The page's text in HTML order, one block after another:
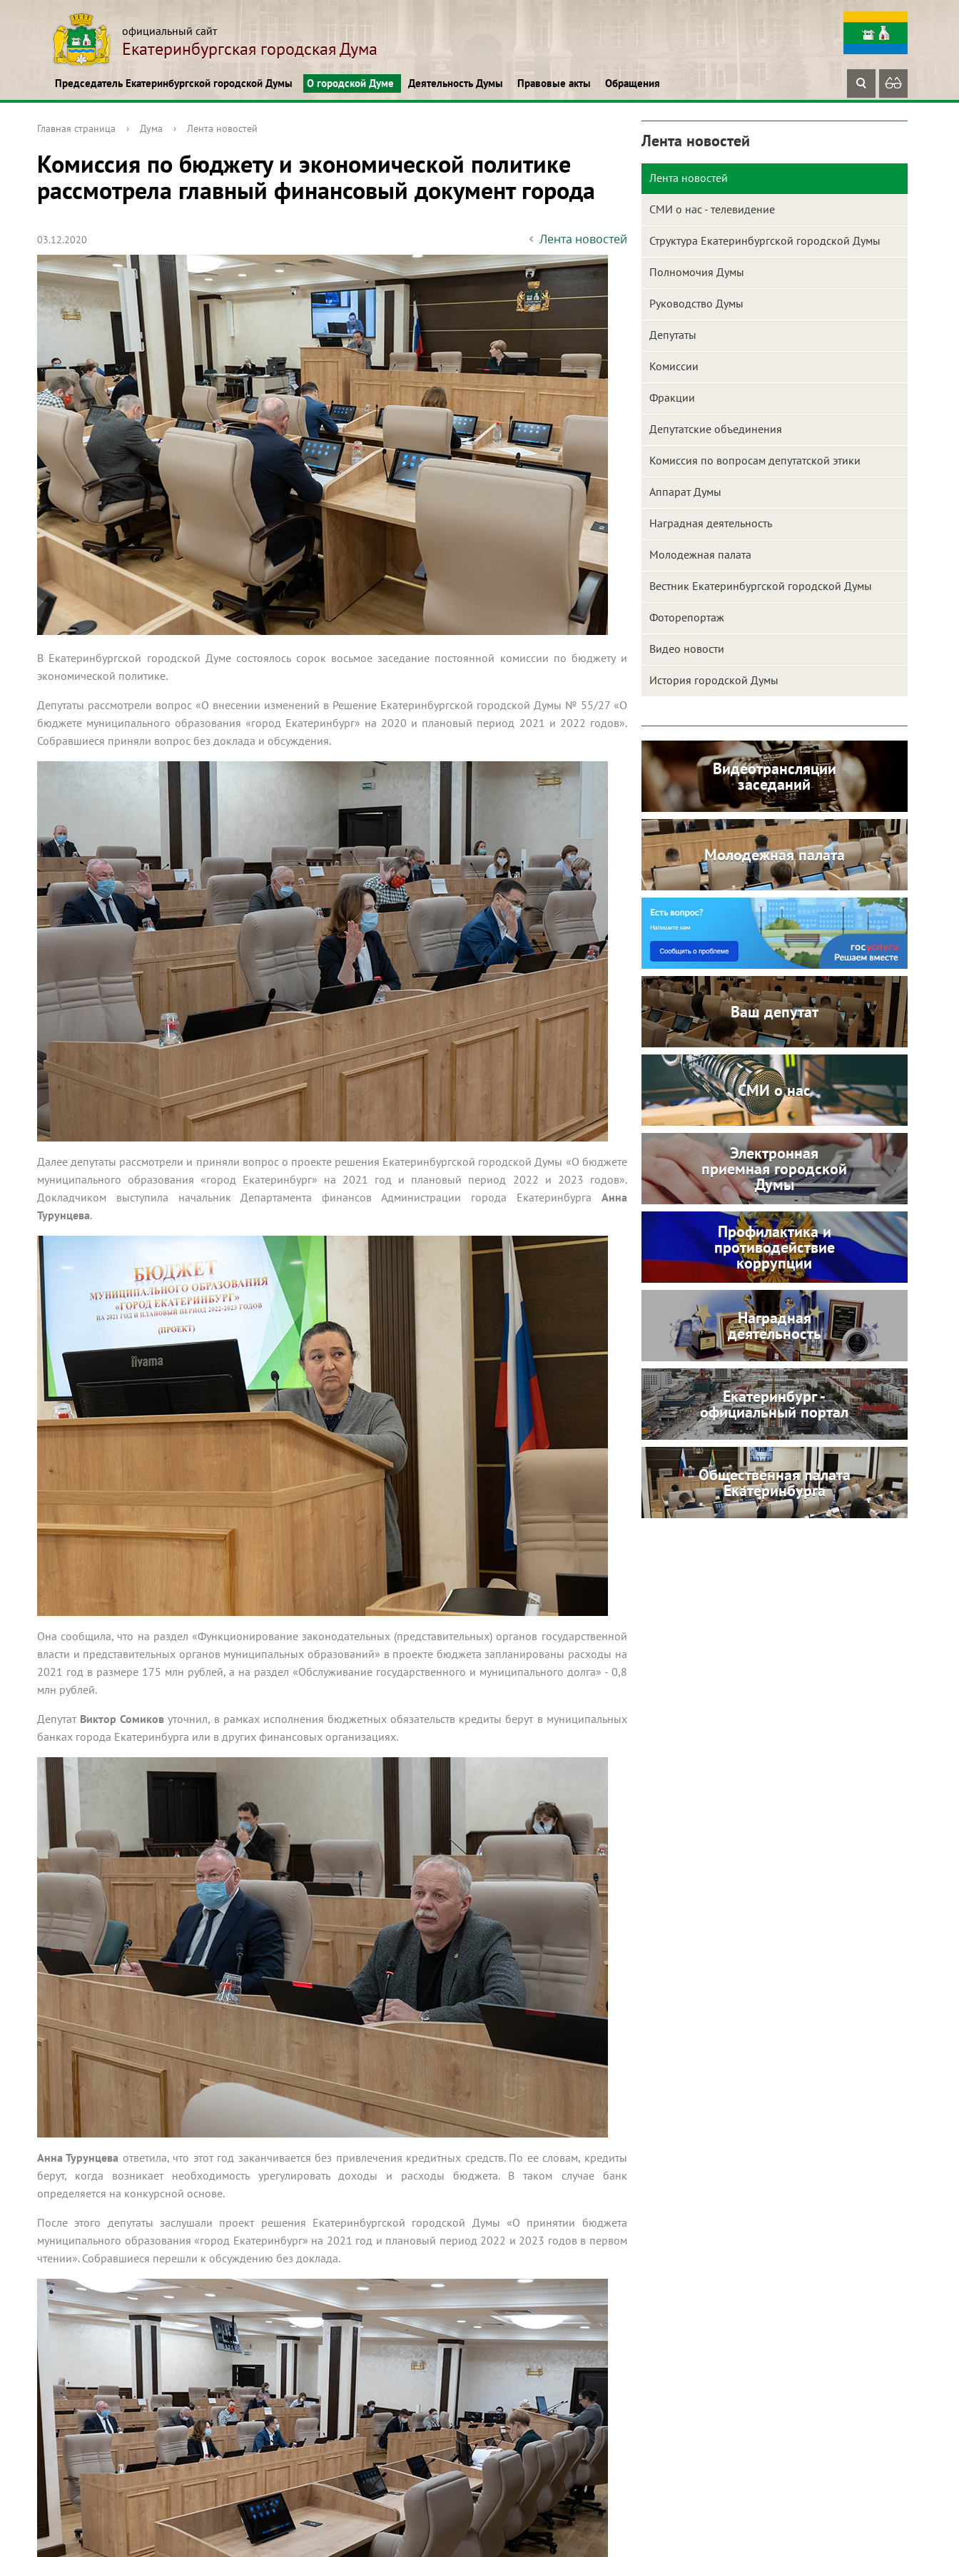
официальный сайт
Екатеринбургская городская Дума
Председатель Екатеринбургской городской Думы О городской Думе Деятельность Думы Правовые акты Обращения
Главная страница › Дума › Лента новостей
Комиссия по бюджету и экономической политике
рассмотрела главный финансовый документ города
03.12.2020 Лента новостей
В Екатеринбургской городской Думе состоялось сорок восьмое заседание постоянной комиссии по бюджету и
экономической политике.
Депутаты рассмотрели вопрос «О внесении изменений в Решение Екатеринбургской городской Думы № 55/27 «О
бюджете муниципального образования «город Екатеринбург» на 2020 и плановый период 2021 и 2022 годов».
Собравшиеся приняли вопрос без доклада и обсуждения.
Далее депутаты рассмотрели и приняли вопрос о проекте решения Екатеринбургской городской Думы «О бюджете
муниципального образования «город Екатеринбург» на 2021 год и плановый период 2022 и 2023 годов».
Докладчиком выступила начальник Департамента финансов Администрации города Екатеринбурга Анна
Турунцева.
Она сообщила, что на раздел «Функционирование законодательных (представительных) органов государственной
власти и представительных органов муниципальных образований» в проекте бюджета запланированы расходы на
2021 год в размере 175 млн рублей, а на раздел «Обслуживание государственного и муниципального долга» - 0,8
млн рублей.
Депутат Виктор Сомиков уточнил, в рамках исполнения бюджетных обязательств кредиты берут в муниципальных
банках города Екатеринбурга или в других финансовых организациях.
Анна Турунцева ответила, что этот год заканчивается без привлечения кредитных средств. По ее словам, кредиты
берут, когда возникает необходимость урегулировать доходы и расходы бюджета. В таком случае банк
определяется на конкурсной основе.
После этого депутаты заслушали проект решения Екатеринбургской городской Думы «О принятии бюджета
муниципального образования «город Екатеринбург» на 2021 год и плановый период 2022 и 2023 годов в первом
чтении». Собравшиеся перешли к обсуждению без доклада.
Лента новостей
Лента новостей
СМИ о нас - телевидение
Структура Екатеринбургской городской Думы
Полномочия Думы
Руководство Думы
Депутаты
Комиссии
Фракции
Депутатские объединения
Комиссия по вопросам депутатской этики
Аппарат Думы
Наградная деятельность
Молодежная палата
Вестник Екатеринбургской городской Думы
Фоторепортаж
Видео новости
История городской Думы
Видеотрансляции
заседаний
Молодежная палата
Ваш депутат
СМИ о нас
Электронная
приемная городской
Думы
Профилактика и
противодействие
коррупции
Наградная
деятельность
Екатеринбург -
официальный портал
Общественная палата
Екатеринбурга